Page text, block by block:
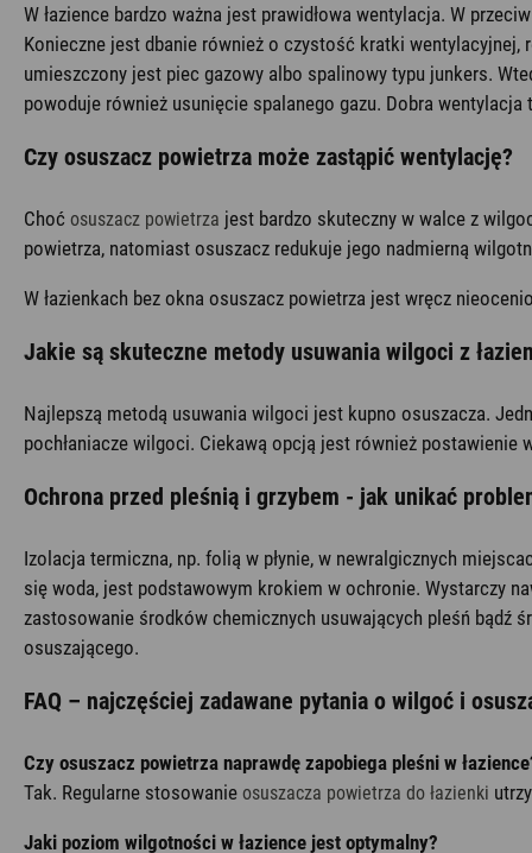
W łazience bardzo ważna jest prawidłowa wentylacja. W
Konieczne jest dbanie również o czystość kratki wentylacyjnej,
umieszczony jest piec gazowy albo spalinowy typu junkers.
powoduje również usunięcie spalanego gazu. Dobra
Czy osuszacz powietrza może zastąpić wentylację?
Choć osuszacz powietrza jest bardzo skuteczny w walce z
powietrza, natomiast osuszacz redukuje jego nadmierną
W łazienkach bez okna osuszacz powietrza jest wręcz
Jakie są skuteczne metody usuwania wilgoci z
Najlepszą metodą usuwania wilgoci jest kupno osuszacza.
pochłaniacze wilgoci. Ciekawą opcją jest również postawienie
Ochrona przed pleśnią i grzybem - jak unikać
Izolacja termiczna, np. folią w płynie, w newralgicznych
się woda, jest podstawowym krokiem w ochronie. Wystarczy
zastosowanie środków chemicznych usuwających pleśń bądź
osuszającego.
FAQ – najczęściej zadawane pytania o wilgoć i
Czy osuszacz powietrza naprawdę zapobiega pleśni w
Tak. Regularne stosowanie osuszacza powietrza do łazienki
Jaki poziom wilgotności w łazience jest optymalny?